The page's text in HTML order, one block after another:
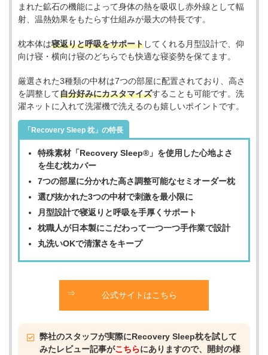
まれた鉱石の機能によって身体の熱を吸収し赤外線として輻
射、温熱効果をもたらす仕組みが最大の特長です。
枕本体は寝返りと呼吸をサポートしてくれる月型設計で、仰
向け寝・横向け寝のどちらでも快適な寝姿勢を保てます。
厳選された3種類の中材は7つの部屋に配置されており、高さ
を調整して自分好みにカスタマイズすることも可能です。洗
濯ネットに入れて洗濯機で洗えるのも嬉しいポイントです。
「Recovery Sleep 枕」の特長
特殊素材「Recovery Sleep®」を使用した心地よさ
を生む枕カバー
7つの部屋に分かれた高さ調整可能なセミオーダー枕
選び抜かれた3つの中材で刺激を最小限に
月型設計で寝返りと呼吸を手厚くサポート
枕職人が日本製にこだわって一つ一つ手作業で設計
丸洗いOKで清潔さをキープ
公式サイトはこちら
弊社のスタッフが実際にRecovery Sleep枕を試して
みたレビュー記事がこちらにありますので、開封の様